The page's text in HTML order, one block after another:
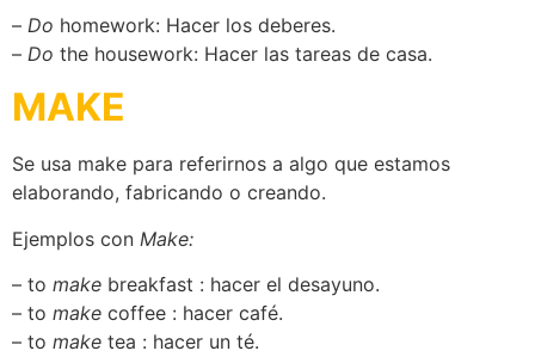
– Do homework: Hacer los deberes.
– Do the housework: Hacer las tareas de casa.
MAKE
Se usa make para referirnos a algo que estamos
elaborando, fabricando o creando.
Ejemplos con Make:
– to make breakfast : hacer el desayuno.
– to make coffee : hacer café.
– to make tea : hacer un té.